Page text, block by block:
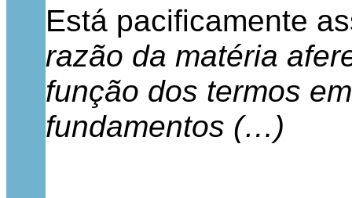
Está pacificamente
razão da matéria
função dos termos
fundamentos (…)